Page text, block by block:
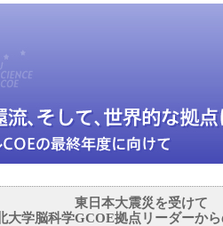
東日本大震災を受けて
大学脳科学GCOE拠点リーダーか